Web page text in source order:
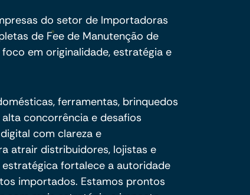
do setor de Importadoras
de Fee de Manutenção de
em originalidade, estratégia e
ferramentas, brinquedos
concorrência e desafios
com clareza e
atrair distribuidores, lojistas e
fortalece a autoridade
importados. Estamos prontos